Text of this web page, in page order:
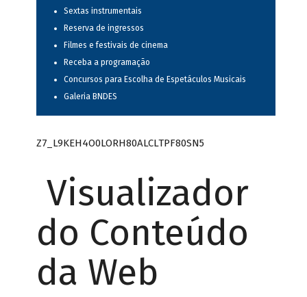
Sextas instrumentais
Reserva de ingressos
Filmes e festivais de cinema
Receba a programação
Concursos para Escolha de Espetáculos Musicais
Galeria BNDES
Z7_L9KEH4O0LORH80ALCLTPF80SN5
Visualizador
do Conteúdo
da Web